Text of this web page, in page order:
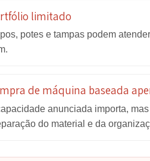
Dificuldade para atender
Marcas, redes e campanhas
capacidade de responder a
Baixo controle sobre
Produzir internamente pode